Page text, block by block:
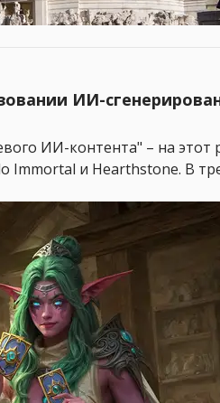
ИИ-
ИИ-контента" – на этот
и Hearthstone. В